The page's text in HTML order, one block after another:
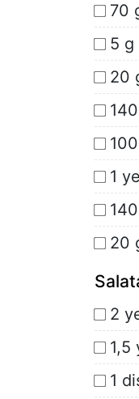
70
5 g
20
1
20
2
1,5
1